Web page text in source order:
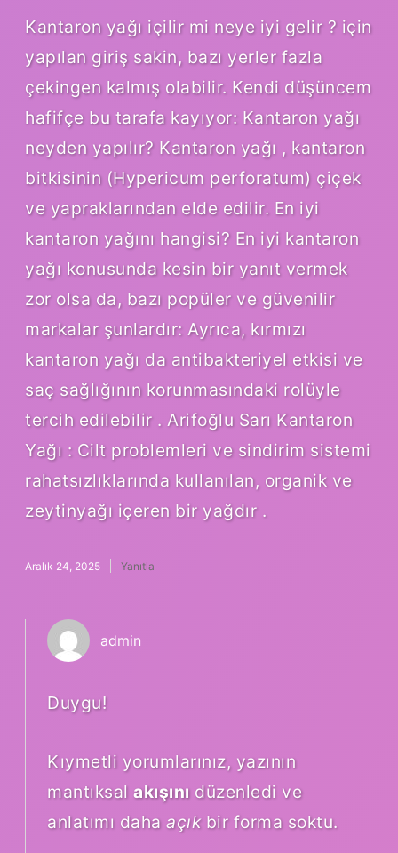
Kantaron yağı içilir mi neye iyi gelir ? için
yapılan giriş sakin, bazı yerler fazla
çekingen kalmış olabilir. Kendi düşüncem
hafifçe bu tarafa kayıyor: Kantaron yağı
neyden yapılır? Kantaron yağı , kantaron
bitkisinin (Hypericum perforatum) çiçek
ve yapraklarından elde edilir. En iyi
kantaron yağını hangisi? En iyi kantaron
yağı konusunda kesin bir yanıt vermek
zor olsa da, bazı popüler ve güvenilir
markalar şunlardır: Ayrıca, kırmızı
kantaron yağı da antibakteriyel etkisi ve
saç sağlığının korunmasındaki rolüyle
tercih edilebilir . Arifoğlu Sarı Kantaron
Yağı : Cilt problemleri ve sindirim sistemi
rahatsızlıklarında kullanılan, organik ve
zeytinyağı içeren bir yağdır .
Aralık 24, 2025 Yanıtla
admin
Duygu!
Kıymetli yorumlarınız, yazının
mantıksal akışınıdüzenledi ve
anlatımı daha açıkbir forma soktu.